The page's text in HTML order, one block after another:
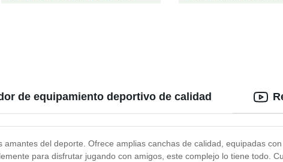
de equipamiento deportivo de calidad
del deporte. Ofrece amplias canchas de calidad, equipadas
para disfrutar jugando con amigos, este complejo lo tiene todo.